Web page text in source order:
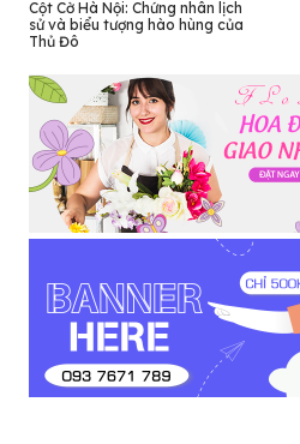
Cột Cờ Hà Nội: Chứng nhân lịch
sử và biểu tượng hào hùng của
Thủ Đô